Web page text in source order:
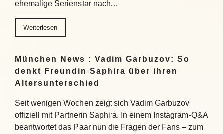
ehemalige Serienstar nach…
Weiterlesen
München News : Vadim Garbuzov: So
denkt Freundin Saphira über ihren
Altersunterschied
Seit wenigen Wochen zeigt sich Vadim Garbuzov
offiziell mit Partnerin Saphira. In einem Instagram-Q&A
beantwortet das Paar nun die Fragen der Fans – zum